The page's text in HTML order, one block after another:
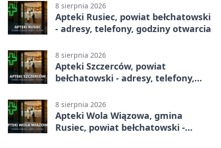
8 sierpnia 2026
Apteki Rusiec, powiat bełchatowski
- adresy, telefony, godziny otwarcia
8 sierpnia 2026
Apteki Szczerców, powiat
bełchatowski - adresy, telefony,
8 sierpnia 2026
Apteki Wola Wiązowa, gmina
Rusiec, powiat bełchatowski -